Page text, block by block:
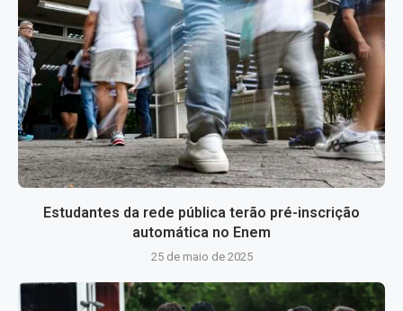
Estudantes da rede pública terão pré-inscrição
automática no Enem
25 de maio de 2025